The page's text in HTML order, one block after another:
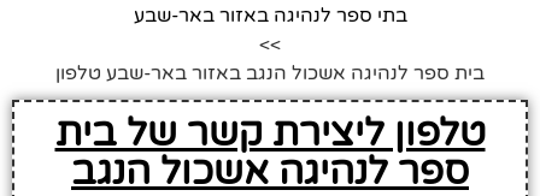
בתי ספר לנהיגה באזור באר-שבע
>>
בית ספר לנהיגה אשכול הנגב באזור באר-שבע טלפון
טלפון ליצירת קשר של בית
ספר לנהיגה אשכול הנגב